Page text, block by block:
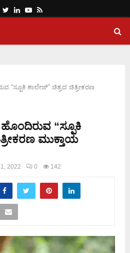
Twitter
LinkedinYoutube
Rss
“ಸ್ಪೂಕಿ ಕಾಲೇಜ್” ಚಿತ್ರದ ಚಿತ್ರೀಕರಣ
“ಸ್ಪೂಕಿ
ಮುಕ್ತಾಯ
2022 0 142